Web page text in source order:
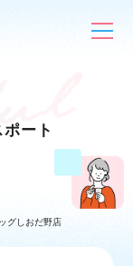
ート
グしおだ野店